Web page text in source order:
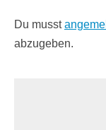
Du musst
abzugeben.